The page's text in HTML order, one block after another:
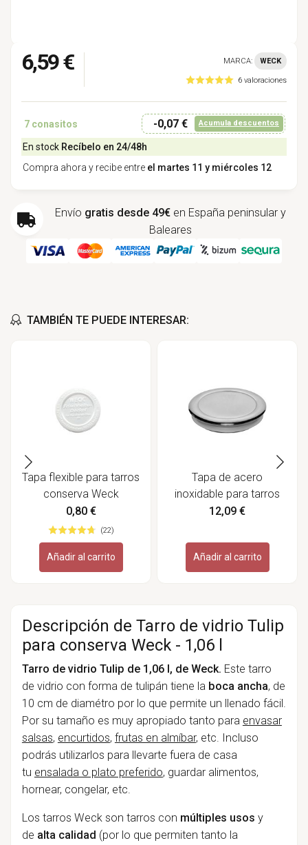
6,59 € MARCA: WECK
6 valoraciones
7 conasitos -0,07 € Acumula descuentos
En stock Recíbelo en 24/48h
Compra ahora y recibe entre el martes 11 y miércoles 12
Envío gratis desde 49€ en España peninsular y
Baleares
TAMBIÉN TE PUEDE INTERESAR:
Tapa flexible para tarros
conserva Weck
0,80 €
(22)
Añadir al carrito
Tapa de acero
inoxidable para tarros
conserva - Happytappi
12,09 €
Añadir al carrito
Descripción de Tarro de vidrio Tulip
para conserva Weck - 1,06 l
Tarro de vidrio Tulip de 1,06 l, de Weck. Este tarro
de vidrio con forma de tulipán tiene la boca ancha, de
10 cm de diamétro por lo que permite un llenado fácil.
Por su tamaño es muy apropiado tanto para envasar
salsas, encurtidos, frutas en almíbar, etc. Incluso
podrás utilizarlos para llevarte fuera de casa
tu ensalada o plato preferido, guardar alimentos,
hornear, congelar, etc.
Los tarros Weck son tarros con múltiples usos y
de alta calidad (por lo que permiten tanto la